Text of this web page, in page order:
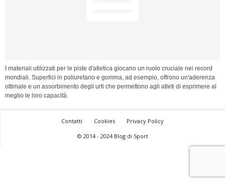
I materiali utilizzati per le piste d'atletica giocano un ruolo cruciale nei record
mondiali. Superfici in poliuretano e gomma, ad esempio, offrono un'aderenza
ottimale e un assorbimento degli urti che permettono agli atleti di esprimere al
meglio le loro capacità.
Contatti Cookies
Privacy Policy
© 2014 - 2024 Blog di Sport